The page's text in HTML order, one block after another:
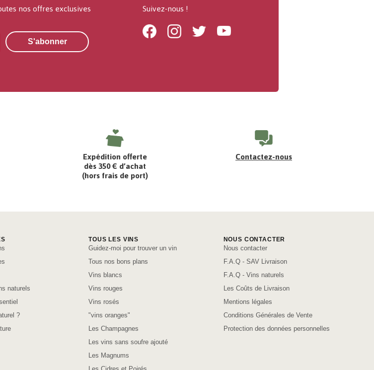
nos offres exclusives
S'abonner
Suivez-nous !
FacebookInstagramTwitter Youtube
Expédition offerte
dès 350 € d’achat
(hors frais de port)
Contactez-nous
naturels
?
TOUS LES VINS
Guidez-moi pour trouver un vin
Tous nos bons plans
Vins blancs
Vins rouges
Vins rosés
"vins oranges"
Les Champagnes
Les vins sans soufre ajouté
Les Magnums
NOUS CONTACTER
Nous contacter
F.A.Q - SAV Livraison
F.A.Q - Vins naturels
Les Coûts de Livraison
Mentions légales
Conditions Générales de Vente
Protection des données personnelles